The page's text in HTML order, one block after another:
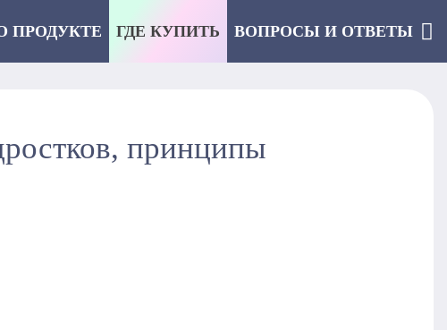
ПРОДУКТЕ ГДЕ КУПИТЬ ВОПРОСЫ И ОТВЕТЫ
принципы